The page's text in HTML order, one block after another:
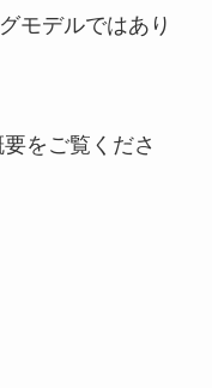
モデルではあり
をご覧くださ